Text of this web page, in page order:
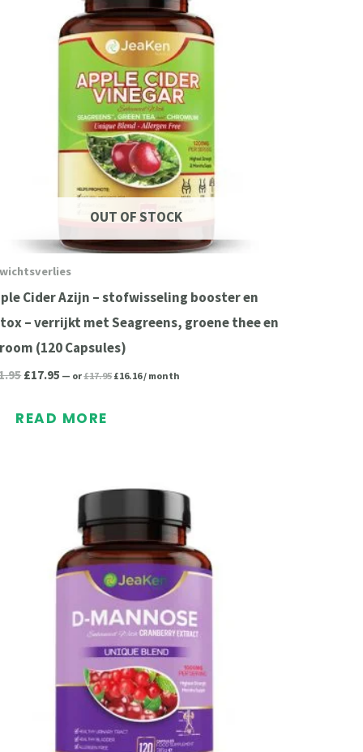
OUT OF STOCK
Cider Azijn – stofwisseling booster en
– verrijkt met Seagreens, groene thee en
(120 Capsules)
£17.95
£17.95.
— or£17.95 £16.16/ month
READ MORE
Original
price
was:
£29.95.
Current
£26.96.